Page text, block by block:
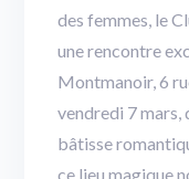
des femmes, le
une rencontre
Montmanoir, 6
vendredi 7 mars,
bâtisse
ce lieu magique